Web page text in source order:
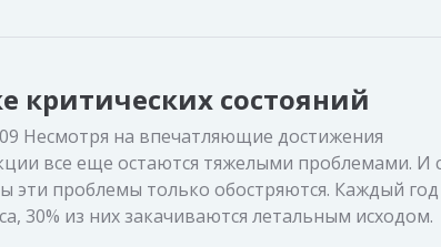
критических состояний
на впечатляющие достижения
все еще остаются тяжелыми проблемами. И
проблемы только обостряются. Каждый
30% из них закачиваются летальным исходом.